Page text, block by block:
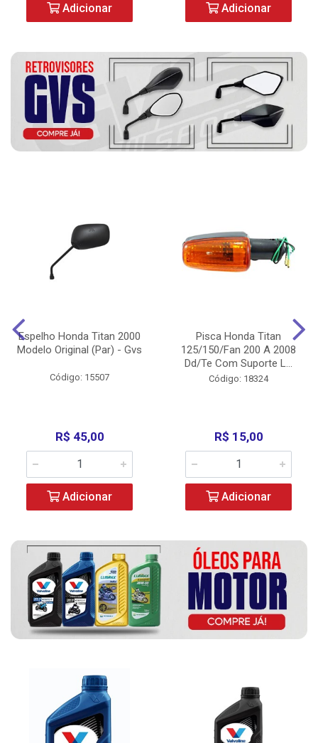
Adicionar Adicionar
Espelho Honda Titan 2000
Modelo Original (Par) - Gvs
Código: 15507
R$ 45,00
Adicionar
Pisca Honda Titan
125/150/Fan 200 A 2008
Dd/Te Com Suporte L...
Código: 18324
R$ 15,00
Adicionar